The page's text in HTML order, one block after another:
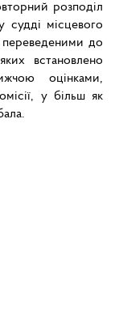
розподіл
судді місцевого
переведеними до
встановлено
оцінками,
у більш як